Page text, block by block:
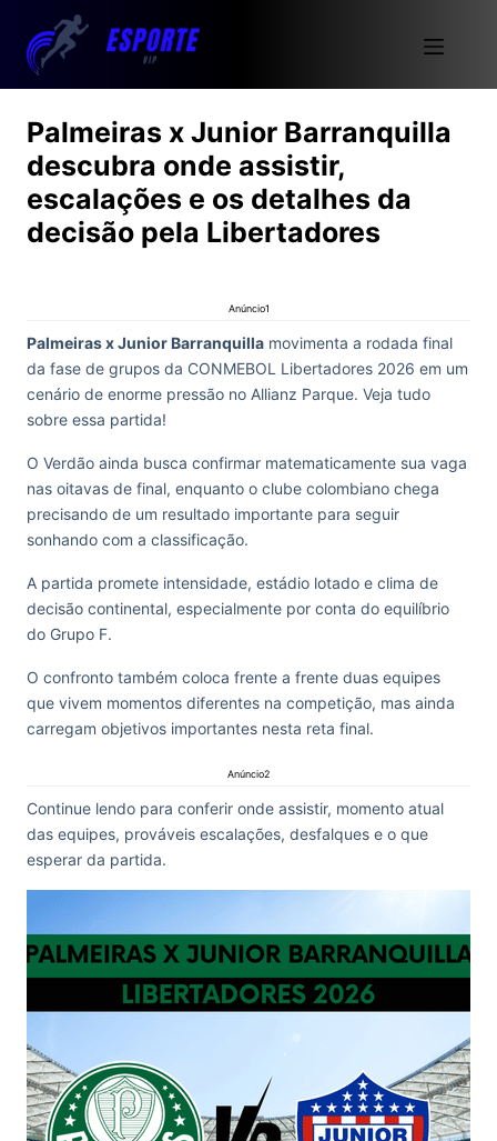
Palmeiras x Junior Barranquilla
descubra onde assistir,
escalações e os detalhes da
decisão pela Libertadores
Anúncio1
Palmeiras x Junior Barranquilla movimenta a rodada final
da fase de grupos da CONMEBOL Libertadores 2026 em um
cenário de enorme pressão no Allianz Parque. Veja tudo
sobre essa partida!
O Verdão ainda busca confirmar matematicamente sua vaga
nas oitavas de final, enquanto o clube colombiano chega
precisando de um resultado importante para seguir
sonhando com a classificação.
A partida promete intensidade, estádio lotado e clima de
decisão continental, especialmente por conta do equilíbrio
do Grupo F.
O confronto também coloca frente a frente duas equipes
que vivem momentos diferentes na competição, mas ainda
carregam objetivos importantes nesta reta final.
Anúncio2
Continue lendo para conferir onde assistir, momento atual
das equipes, prováveis escalações, desfalques e o que
esperar da partida.